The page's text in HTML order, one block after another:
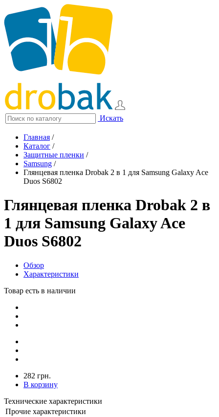
Искать
Главная /
Каталог /
Защитные пленки /
Samsung /
Глянцевая пленка Drobak 2 в 1 для Samsung Galaxy Ace
Duos S6802
Глянцевая пленка Drobak 2 в
1 для Samsung Galaxy Ace
Duos S6802
Обзор
Характеристики
Товар есть в наличии
282 грн.
В корзину
Технические характеристики
Прочие характеристики